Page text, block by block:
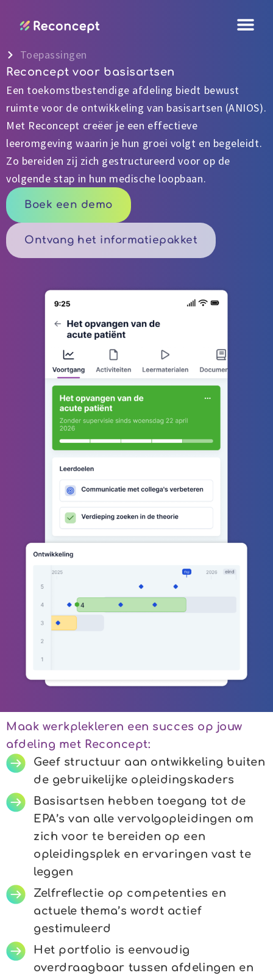
naar
inhoudToepassingen
Reconcept voor basisartsen
Een toekomstbestendige afdeling biedt bewust
ruimte voor de ontwikkeling van basisartsen (ANIOS).
Met Reconcept creëer je een effectieve
leeromgeving waarin je hun groei volgt en begeleidt.
Zo bereiden zij zich gestructureerd voor op de
volgende stap in hun medische loopbaan.
Boek een demo
Ontvang het informatiepakket
Maak werkplekleren een succes op jouw
afdeling met Reconcept:
Geef structuur aan ontwikkeling buiten
de gebruikelijke opleidingskaders
Basisartsen hebben toegang tot de
EPA’s van alle vervolgopleidingen om
zich voor te bereiden op een
opleidingsplek en ervaringen vast te
leggen
Zelfreflectie op competenties en
actuele thema’s wordt actief
gestimuleerd
Het portfolio is eenvoudig
overdraagbaar tussen afdelingen en